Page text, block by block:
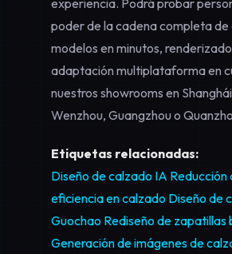
experiencia. Podrá probar
poder de la cadena completa de
modelos en minutos,
adaptación multiplataforma en
nuestros showrooms en
Wenzhou, Guangzhou o
Etiquetas relacionadas:
Diseño de calzado IA Reducción
eficiencia en calzado Diseño de
Guochao Rediseño de zapatillas
Generación de imágenes de